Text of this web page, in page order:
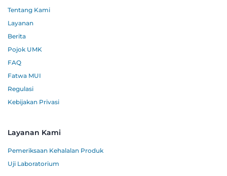
Tentang Kami
Layanan
Berita
Pojok UMK
FAQ
Fatwa MUI
Regulasi
Kebijakan Privasi
Layanan Kami
Pemeriksaan Kehalalan Produk
Uji Laboratorium